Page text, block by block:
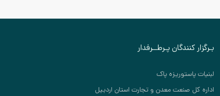
بـرگزار کنندگان پـرطــرفدار
لبنیات پاستوریزه پاک
اداره کل صنعت معدن و تجارت استان اردبیل